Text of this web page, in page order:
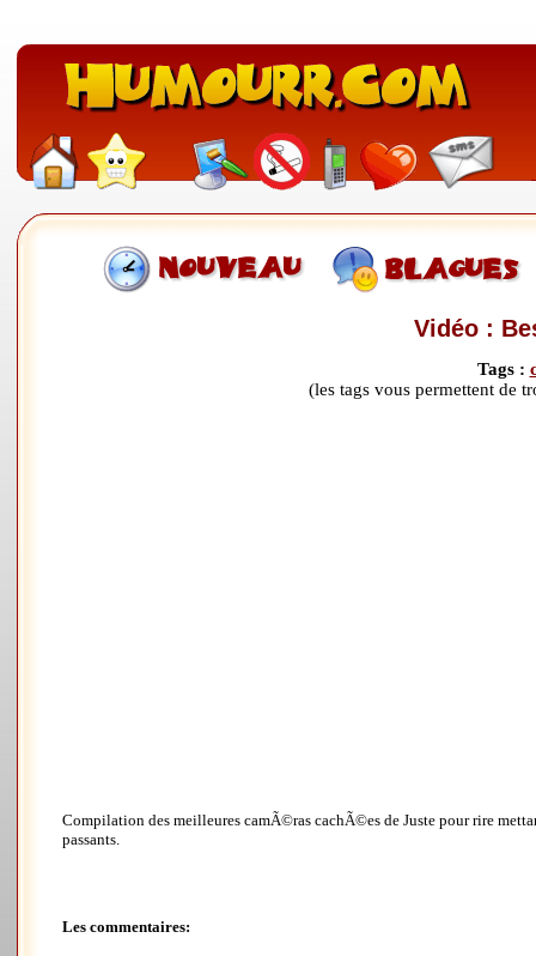
Vidéo :
Tags :
(les tags vous permettent de
Compilation des meilleures camÃ©ras cachÃ©es de Juste pour rire
passants.
Les commentaires: